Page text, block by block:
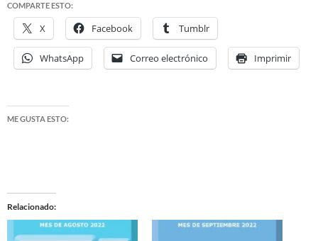
COMPARTE ESTO:
X Facebook Tumblr
WhatsApp Correo electrónico Imprimir
ME GUSTA ESTO:
Relacionado